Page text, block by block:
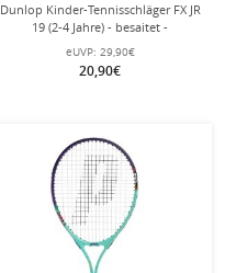
Dunlop Kinder-Tennisschläger FX JR
19 (2-4 Jahre) - besaitet -
eUVP: 29,90€
20,90€